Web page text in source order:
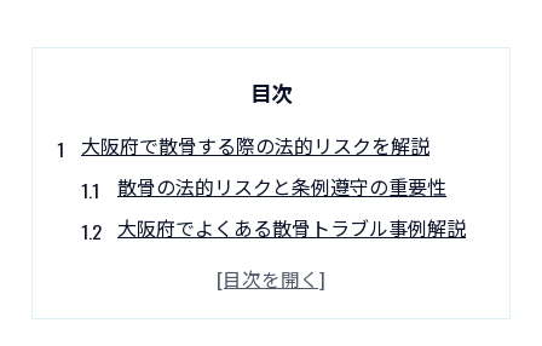
目次
大阪府で散骨する際の法的リスクを解説
散骨の法的リスクと条例遵守の重要性
大阪府でよくある散骨トラブル事例解説
勝手な散骨が違法となる理由と判例紹介